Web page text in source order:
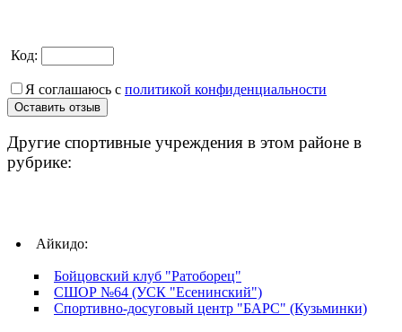
Код:
Я соглашаюсь с политикой конфиденциальности
Другие спортивные учреждения в этом районе в
рубрике:
Айкидо:
Бойцовский клуб "Ратоборец"
СШОР №64 (УСК "Есенинский")
Спортивно-досуговый центр "БАРС" (Кузьминки)